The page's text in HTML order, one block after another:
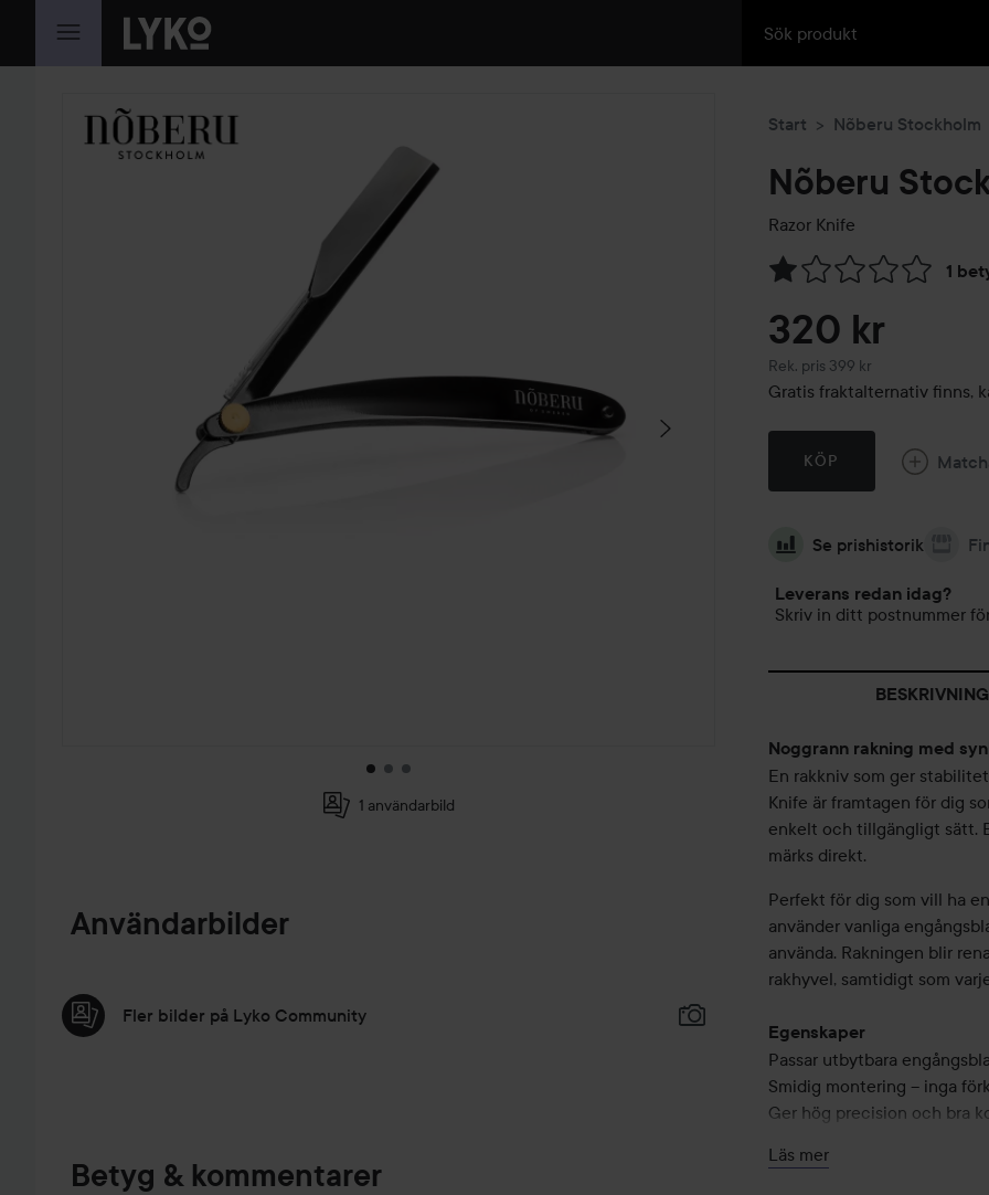
HOPPA TILL INNEHÅLLET
HOPPA ÖVER SEKTIONEN
1 användarbild
Användarbilder
Fler bilder på Lyko Community
Betyg & kommentarer
Start Nõberu Stockholm
Nõberu
Razor Knife
1
Hoppa till Betyg &
320 kr
Rek. pris 399 kr
Rekommenderat pris 399 kr
Gratis fraktalternativ finns,
KÖP
Se prishistorik
Leverans redan idag?
Skriv in ditt postnummer
BESKRIVNING
Noggrann rakning med
En rakkniv som ger
Knife är framtagen för dig
enkelt och tillgängligt sätt.
märks direkt.
Perfekt för dig som vill ha
använder vanliga
använda. Rakningen blir
rakhyvel, samtidigt som
Egenskaper
Passar utbytbara
Smidig montering – inga
Ger hög precision och bra
Robust design för långvarig
Läs mer